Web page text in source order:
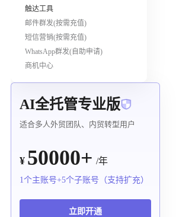
触达工具
邮件群发(按需充值)
短信营销(按需充值)
WhatsApp群发(自助申请)
商机中心
AI全托管专业版
适合多人外贸团队、内贸转型用户
¥ 50000+ /年
1个主账号+5个子账号（支持扩充）
立即开通